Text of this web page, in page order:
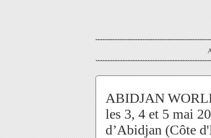
ABIDJAN
les 3, 4 et 5 mai
d’Abidjan (Côte